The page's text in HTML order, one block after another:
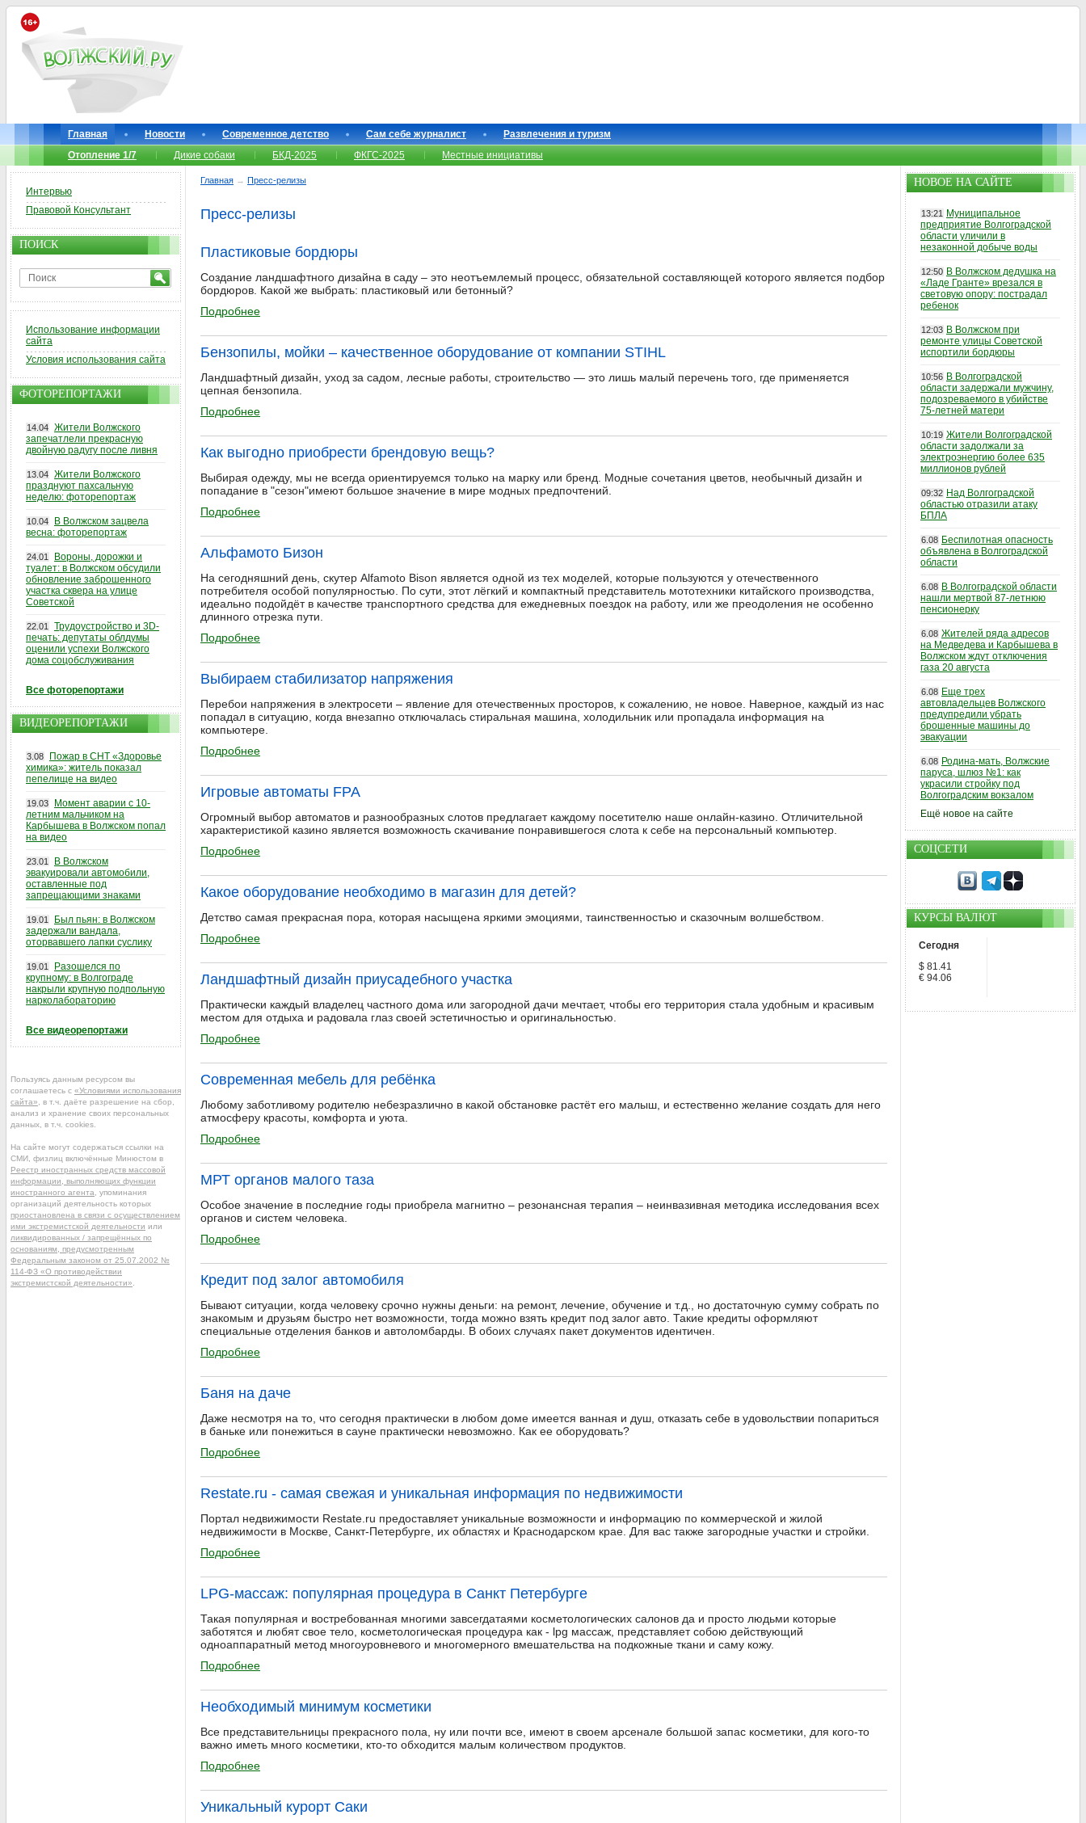
Главная Новости Современное детство Сам себе журналист
Развлечения и туризм
Отопление 1/7
Дикие собаки БКД-2025 ФКГС-2025 Местные инициативы
Главная → Пресс-релизы
Пресс-релизы
Пластиковые бордюры
Создание ландшафтного дизайна в саду – это неотъемлемый процесс, обязательной составляющей которого является подбор
бордюров. Какой же выбрать: пластиковый или бетонный?
Подробнее
Бензопилы, мойки – качественное оборудование от компании STIHL
Ландшафтный дизайн, уход за садом, лесные работы, строительство — это лишь малый перечень того, где применяется
цепная бензопила.
Подробнее
Как выгодно приобрести брендовую вещь?
Выбирая одежду, мы не всегда ориентируемся только на марку или бренд. Модные сочетания цветов, необычный дизайн и
попадание в "сезон"имеют большое значение в мире модных предпочтений.
Подробнее
Альфамото Бизон
На сегодняшний день, скутер Alfamoto Bison является одной из тех моделей, которые пользуются у отечественного
потребителя особой популярностью. По сути, этот лёгкий и компактный представитель мототехники китайского производства,
идеально подойдёт в качестве транспортного средства для ежедневных поездок на работу, или же преодоления не особенно
длинного отрезка пути.
Подробнее
Выбираем стабилизатор напряжения
Перебои напряжения в электросети – явление для отечественных просторов, к сожалению, не новое. Наверное, каждый из нас
попадал в ситуацию, когда внезапно отключалась стиральная машина, холодильник или пропадала информация на
компьютере.
Подробнее
Игровые автоматы FPA
Огромный выбор автоматов и разнообразных слотов предлагает каждому посетителю наше онлайн-казино. Отличительной
характеристикой казино является возможность скачивание понравившегося слота к себе на персональный компьютер.
Подробнее
Какое оборудование необходимо в магазин для детей?
Детство самая прекрасная пора, которая насыщена яркими эмоциями, таинственностью и сказочным волшебством.
Подробнее
Ландшафтный дизайн приусадебного участка
Практически каждый владелец частного дома или загородной дачи мечтает, чтобы его территория стала удобным и красивым
местом для отдыха и радовала глаз своей эстетичностью и оригинальностью.
Подробнее
Современная мебель для ребёнка
Любому заботливому родителю небезразлично в какой обстановке растёт его малыш, и естественно желание создать для него
атмосферу красоты, комфорта и уюта.
Подробнее
МРТ органов малого таза
Особое значение в последние годы приобрела магнитно – резонансная терапия – неинвазивная методика исследования всех
органов и систем человека.
Подробнее
Кредит под залог автомобиля
Бывают ситуации, когда человеку срочно нужны деньги: на ремонт, лечение, обучение и т.д., но достаточную сумму собрать по
знакомым и друзьям быстро нет возможности, тогда можно взять кредит под залог авто. Такие кредиты оформляют
специальные отделения банков и автоломбарды. В обоих случаях пакет документов идентичен.
Подробнее
Баня на даче
Даже несмотря на то, что сегодня практически в любом доме имеется ванная и душ, отказать себе в удовольствии попариться
в баньке или понежиться в сауне практически невозможно. Как ее оборудовать?
Подробнее
Restate.ru - самая свежая и уникальная информация по недвижимости
Портал недвижимости Restate.ru предоставляет уникальные возможности и информацию по коммерческой и жилой
недвижимости в Москве, Санкт-Петербурге, их областях и Краснодарском крае. Для вас также загородные участки и стройки.
Подробнее
LPG-массаж: популярная процедура в Санкт Петербурге
Такая популярная и востребованная многими завсегдатаями косметологических салонов да и просто людьми которые
заботятся и любят свое тело, косметологическая процедура как - lpg массаж, представляет собою действующий
одноаппаратный метод многоуровневого и многомерного вмешательства на подкожные ткани и саму кожу.
Подробнее
Необходимый минимум косметики
Все представительницы прекрасного пола, ну или почти все, имеют в своем арсенале большой запас косметики, для кого-то
важно иметь много косметики, кто-то обходится малым количеством продуктов.
Подробнее
Уникальный курорт Саки
Интервью
Правовой Консультант
ПОИСК
Использование информации
сайта
Условия использования сайта
ФОТОРЕПОРТАЖИ
14.04 Жители Волжского
запечатлели прекрасную
двойную радугу после ливня
13.04 Жители Волжского
празднуют пахсальную
неделю: фоторепортаж
10.04
В Волжском зацвела
весна: фоторепортаж
24.01
Вороны, дорожки и
туалет: в Волжском обсудили
обновление заброшенного
участка сквера на улице
Советской
22.01
Трудоустройство и 3D-
печать: депутаты облдумы
оценили успехи Волжского
дома соцобслуживания
Все фоторепортажи
ВИДЕОРЕПОРТАЖИ
3.08
Пожар в СНТ «Здоровье
химика»: житель показал
пепелище на видео
19.03
Момент аварии с 10-
летним мальчиком на
Карбышева в Волжском попал
на видео
23.01
В Волжском
эвакуировали автомобили,
оставленные под
запрещающими знаками
19.01
Был пьян: в Волжском
задержали вандала,
оторвавшего лапки суслику
19.01
Разошелся по
крупному: в Волгограде
накрыли крупную подпольную
нарколабораторию
Все видеорепортажи
Пользуясь данным ресурсом вы
соглашаетесь с «Условиями использования
сайта» , в т.ч. даёте разрешение на сбор,
анализ и хранение своих персональных
данных, в т.ч. cookies.
На сайте могут содержаться ссылки на
СМИ, физлиц включённые Минюстом в
Реестр иностранных средств массовой
информации, выполняющих функции
иностранного агента , упоминания
организаций деятельность которых
приостановлена в связи с осуществлением
ими экстремистской деятельности или
ликвидированных / запрещённых по
основаниям, предусмотренным
Федеральным законом от 25.07.2002 №
114-ФЗ «О противодействии
экстремистской деятельности»
НОВОЕ НА САЙТЕ
13:21
Муниципальное
предприятие Волгоградской
области уличили в
незаконной добыче воды
12:50 В Волжском дедушка на
«Ладе Гранте» врезался в
световую опору: пострадал
ребенок
12:03 В Волжском при
ремонте улицы Советской
испортили бордюры
10:56 В Волгоградской
области задержали мужчину,
подозреваемого в убийстве
75-летней матери
10:19 Жители Волгоградской
области задолжали за
электроэнергию более 635
миллионов рублей
09:32 Над Волгоградской
областью отразили атаку
БПЛА
6.08 Беспилотная опасность
объявлена в Волгоградской
области
6.08 В Волгоградской области
нашли мертвой 87-летнюю
пенсионерку
6.08 Жителей ряда адресов
на Медведева и Карбышева в
Волжском ждут отключения
газа 20 августа
6.08 Еще трех
автовладельцев Волжского
предупредили убрать
брошенные машины до
эвакуации
6.08 Родина-мать, Волжские
паруса, шлюз №1: как
украсили стройку под
Волгоградским вокзалом
Ещё новое на сайте
СОЦСЕТИ
КУРСЫ ВАЛЮТ
Сегодня
$ 81.41
€ 94.06